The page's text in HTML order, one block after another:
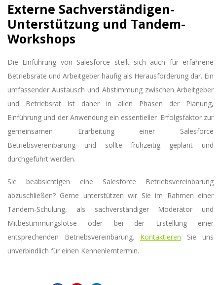
Externe Sachverständigen-
Unterstützung und Tandem-
Workshops
Die Einführung von Salesforce stellt sich auch für erfahrene
Betriebsräte und Arbeitgeber häufig als Herausforderung dar. Ein
umfassender Austausch und Abstimmung zwischen Arbeitgeber
und Betriebsrat ist daher in allen Phasen der Planung,
Einführung und der Anwendung ein essentieller Erfolgsfaktor zur
gemeinsamen Erarbeitung einer Salesforce
Betriebsvereinbarung und sollte frühzeitig geplant und
durchgeführt werden.
Sie beabsichtigen eine Salesforce Betriebsvereinbarung
abzuschließen? Gerne unterstützen wir Sie im Rahmen einer
Tandem-Schulung, als sachverständiger Moderator und
Mitbestimmungslotse oder bei der Erstellung einer
entsprechenden Betriebsvereinbarung. Kontaktieren Sie uns
unverbindlich für einen Kennenlerntermin.